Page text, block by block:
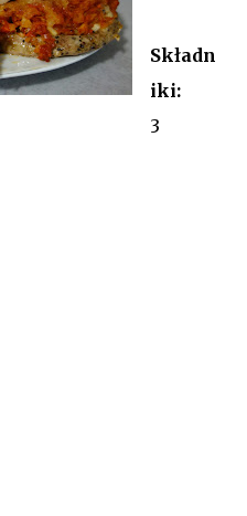
Składn
iki:
3